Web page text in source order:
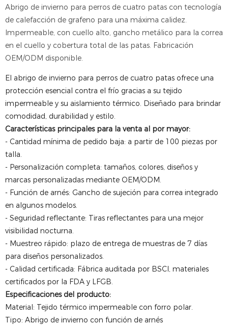
Abrigo de invierno para perros de cuatro patas con tecnología
de calefacción de grafeno para una máxima calidez.
Impermeable, con cuello alto, gancho metálico para la correa
en el cuello y cobertura total de las patas. Fabricación
OEM/ODM disponible.
El abrigo de invierno para perros de cuatro patas ofrece una
protección esencial contra el frío gracias a su tejido
impermeable y su aislamiento térmico. Diseñado para brindar
comodidad, durabilidad y estilo.
Características principales para la venta al por mayor:
- Cantidad mínima de pedido baja: a partir de 100 piezas por
talla.
- Personalización completa: tamaños, colores, diseños y
marcas personalizadas mediante OEM/ODM.
- Función de arnés: Gancho de sujeción para correa integrado
en algunos modelos.
- Seguridad reflectante: Tiras reflectantes para una mejor
visibilidad nocturna.
- Muestreo rápido: plazo de entrega de muestras de 7 días
para diseños personalizados.
- Calidad certificada: Fábrica auditada por BSCI, materiales
certificados por la FDA y LFGB.
Especificaciones del producto:
Material: Tejido térmico impermeable con forro polar.
Tipo: Abrigo de invierno con función de arnés